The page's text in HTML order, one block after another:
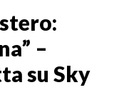
–
su Sky